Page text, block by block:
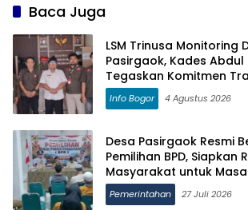
Baca Juga
LSM Trinusa Monitoring
Pasirgaok, Kades Abdul
Tegaskan Komitmen
Pengelolaan Anggaran
Info Bogor 4 Agustus 2026
Desa Pasirgaok Resmi
Pemilihan BPD, Siapkan
Masyarakat untuk
Tahun
Pemerintahan 27 Juli 2026